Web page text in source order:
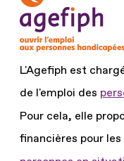
L'Agefiph est
de l'emploi des
Pour cela, elle
financières pour les